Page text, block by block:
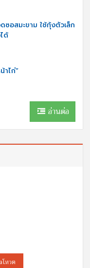
ซอสมะขาม ใช้กุ้งตัวเล็ก
ด้
าไก่”
อ่านต่อ
หวต